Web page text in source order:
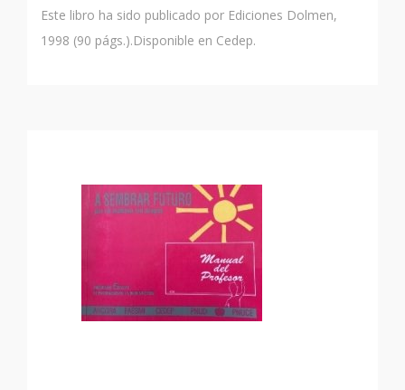
Este libro ha sido publicado por Ediciones Dolmen,
1998 (90 págs.).Disponible en Cedep.